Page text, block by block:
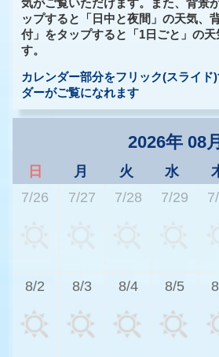
気がご覧いただけます。また、背景
ップすると「日中と夜間」の天気、
付」をタップすると「1日ごと」の
す。
カレンダー部分をフリック(スライド
ダーがご覧になれます
2026年 08月
日 月 火 水
7/26
7/27 7/28 7/29
8/2 8/3 8/4 8/5